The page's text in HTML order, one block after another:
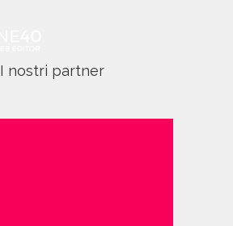
I nostri partner